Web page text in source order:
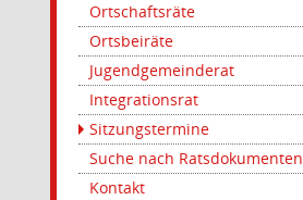
Ortschaftsräte
Ortsbeiräte
Jugendgemeinderat
Integrationsrat
Sitzungstermine
Suche nach Ratsdokumenten
Kontakt